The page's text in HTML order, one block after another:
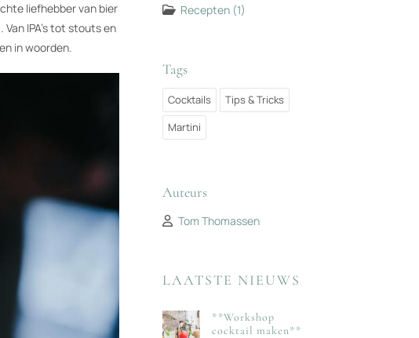
liefhebber van bier
IPA's tot stouts en
in woorden.
Recepten (1)
Tags
Cocktails
Tips & Tricks
Martini
Auteurs
Tom Thomassen
LAATSTE NIEUWS
**Workshop
cocktail maken**